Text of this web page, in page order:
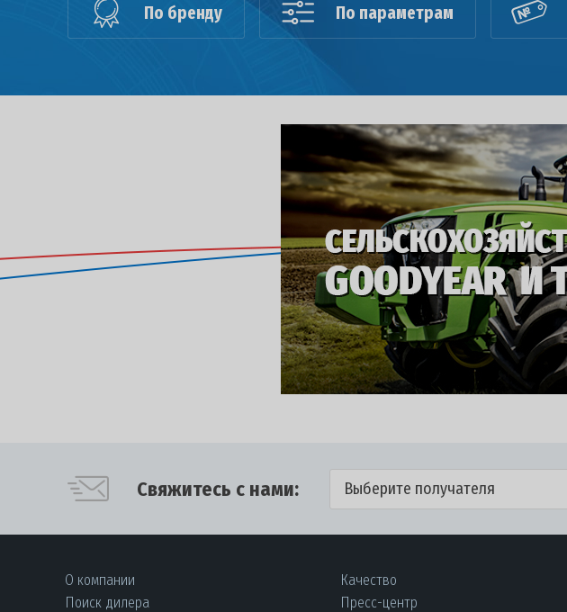
По бренду По параметрам
Свяжитесь с нами: Выберите получателя
О компании
Поиск дилера
Качество
Пресс-центр